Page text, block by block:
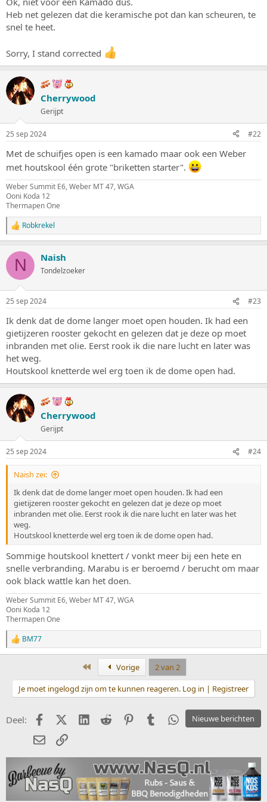
s
t
a
t
m
Heb net gelezen dat die keramische pot dan kan scheuren, te
snel te heet.
Sorry, I stand corrected
Cherrywood
Gerijpt
25 sep 2024 #22
Met de schuifjes open is een kamado maar ook een Weber
met houtskool één grote "briketten starter".
Weber Summit E6, Weber MT 47, WGA
Ooni Koda 12
Thermapen One
W
a
r
e
n
e
n
:
Robkrekel
N Naish
Tondelzoeker
25 sep 2024 #23
Ik denk dat de dome langer moet open houden. Ik had een
gietijzeren rooster gekocht en gelezen dat je deze op moet
inbranden met olie. Eerst rook ik die nare lucht en later was
het weg.
Houtskool knetterde wel erg toen ik de dome open had.
Cherrywood
Gerijpt
25 sep 2024 #24
Naish zei:
Ik denk dat de dome langer moet open houden. Ik had een
gietijzeren rooster gekocht en gelezen dat je deze op moet
inbranden met olie. Eerst rook ik die nare lucht en later was het
weg.
Houtskool knetterde wel erg toen ik de dome open had.
Sommige houtskool knettert / vonkt meer bij een hete en
snelle verbranding. Marabu is er beroemd / berucht om maar
ook black wattle kan het doen.
Weber Summit E6, Weber MT 47, WGA
Ooni Koda 12
Thermapen One
W
a
d
n
:
BM77
Eerste Vorige
2 van 2
Je moet ingelogd zijn om te kunnen reageren. Log in | Registreer
Nieuwe berichten
Deel: FacebookX (Twitter)
LinkedIn
Reddit PinterestTumblrWhatsApp
E-mailkoppeling